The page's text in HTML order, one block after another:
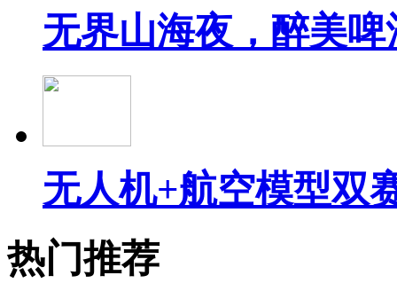
无界山海夜，醉美
无人机+航空模型双
热门推荐